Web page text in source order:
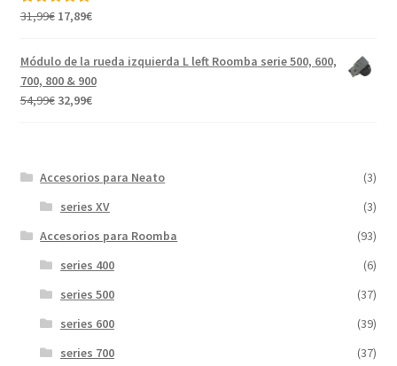
Valorado con
31,99€ El
original
era:
31,99€.
17,89€El
actual
es:
17,89€.
Módulo de la rueda izquierda L left Roomba serie 500, 600,
700, 800 & 900
54,99€ El
54,99€.
32,99€El
32,99€.
Accesorios para Neato
(3)
series XV
(3)
Accesorios para Roomba
(93)
series 400
(6)
series 500
(37)
series 600
(39)
series 700
(37)